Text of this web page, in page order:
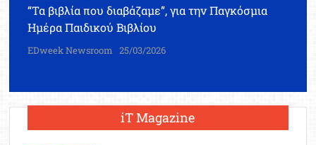
“Τα βιβλία που διαβάζαμε”, για την Παγκόσμια
Ημέρα Παιδικού Βιβλίου
EDweek Newsroom 25/03/2026
iT Magazine